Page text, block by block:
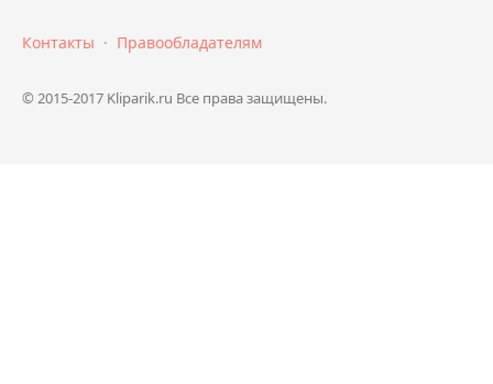
Контакты · Правообладателям
© 2015-2017 Kliparik.ru Все права защищены.